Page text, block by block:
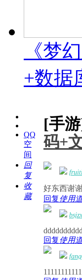
《梦
+数据
QQ
空
间
回
复
收
藏
[手
码+
好东西谢谢
回复使用
回复使用